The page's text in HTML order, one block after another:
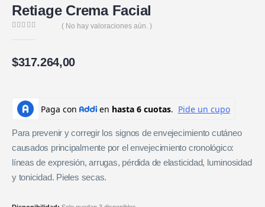
Retiage Crema Facial
( No hay valoraciones aún. )
$317.264,00
Para prevenir y corregir los signos de envejecimiento cutáneo
causados principalmente por el envejecimiento cronológico:
líneas de expresión, arrugas, pérdida de elasticidad, luminosidad
y tonicidad. Pieles secas.